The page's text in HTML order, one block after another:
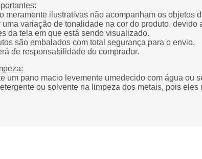
meramente ilustrativas não acompanham os objetos
uma variação de tonalidade na cor do produto,
da tela em que está sendo visualizado.
são embalados com total segurança para o envio.
de responsabilidade do comprador.
um pano macio levemente umedecido com água ou
ou solvente na limpeza dos metais, pois